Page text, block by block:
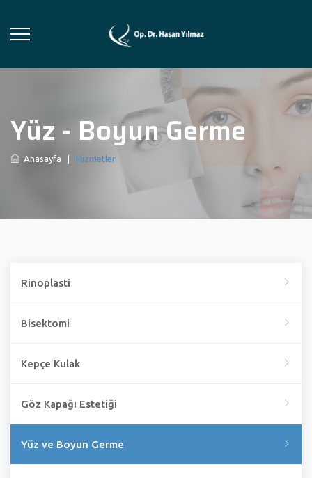
Yüz - Boyun Germe
Anasayfa Hizmetler
Rinoplasti
Bisektomi
Kepçe Kulak
Göz Kapağı Estetiği
Yüz ve Boyun Germe